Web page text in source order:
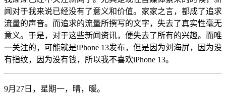
闻对于我来说已经没有了意义和价值。家家之言，都成了追求
流量的声音。而追求的流量所撰写的文字，失去了真实性毫无
意义。于是，对于这些新闻资讯，便失去了所有的兴趣。而唯
一关注的，可能就是iPhone 13发布，但是因为刘海屏，因为没
有指纹，因为没有钱，所以我不喜欢iPhone 13。
9月27日，星期一，晴，暖。